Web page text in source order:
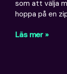
som att välja
hoppa på en
Läs mer »